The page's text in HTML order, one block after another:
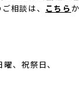
相談は、 こちら
、祝祭日、